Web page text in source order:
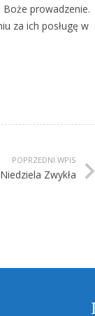
prowadzenie.
za ich posługę w
POPRZEDNI WPIS
Zwykła